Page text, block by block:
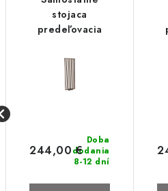
stojaca
predeľovacia
Orech
Doba
dodania
8-12 dní
244,00 €